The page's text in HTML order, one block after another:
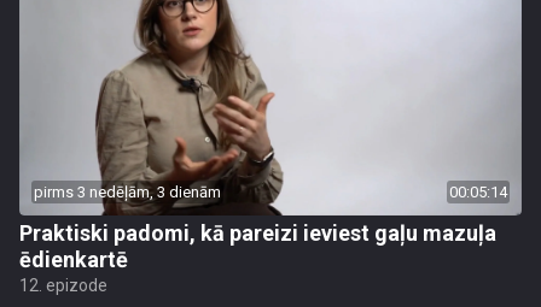
pirms 3 nedēļām, 3 dienām 00:05:14
Praktiski padomi, kā pareizi ieviest gaļu mazuļa
ēdienkartē
12. epizode